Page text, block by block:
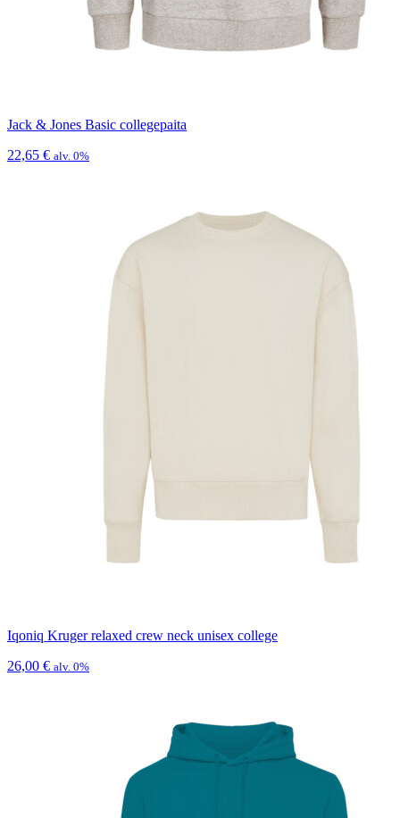
Jack & Jones Basic collegepaita
22,65 € alv. 0%
Iqoniq Kruger relaxed crew neck unisex college
26,00 € alv. 0%